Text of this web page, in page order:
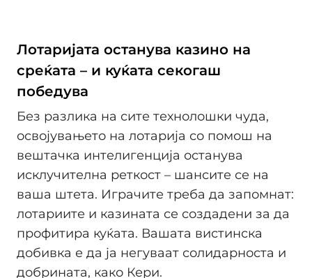
Лотаријата останува казино на
среќата – и куќата секогаш
победува
Без разлика на сите технолошки чуда,
освојувањето на лотарија со помош на
вештачка интелигенција останува
исклучителна реткост – шансите се на
ваша штета. Играчите треба да запомнат:
лотариите и казината се создадени за да
профитира куќата. Вашата вистинска
добивка е да ја негуваат солидарноста и
добрината, како Кери.